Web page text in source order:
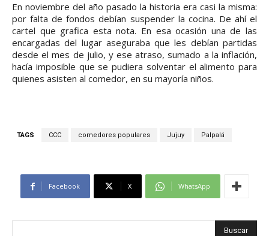
En noviembre del año pasado la historia era casi la misma:
por falta de fondos debían suspender la cocina. De ahí el
cartel que grafica esta nota. En esa ocasión una de las
encargadas del lugar aseguraba que les debían partidas
desde el mes de julio, y ese atraso, sumado a la inflación,
hacía imposible que se pudiera solventar el alimento para
quienes asisten al comedor, en su mayoría niños.
TAGS CCC comedores populares Jujuy Palpalá
Facebook X WhatsApp